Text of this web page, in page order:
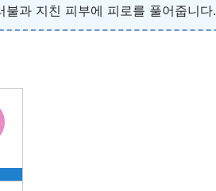
과 지친 피부에 피로를 풀어줍니다.